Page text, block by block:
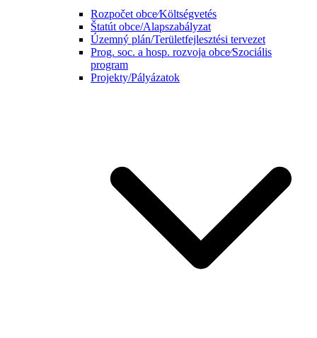
Rozpočet obce⁄Költségvetés
Štatút obce/Alapszabályzat
Územný plán/Területfejlesztési tervezet
Prog. soc. a hosp. rozvoja obce⁄Szociális
program
Projekty/Pályázatok